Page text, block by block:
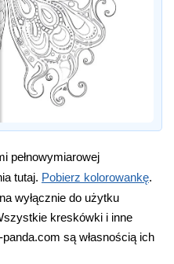
pełnowymiarowej
tutaj. Pobierz kolorowankę.
wyłącznie do użytku
kreskówki i inne
są własnością ich